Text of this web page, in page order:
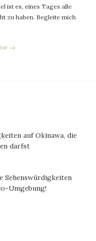
ist es, eines Tages alle
zu haben. Begleite mich
→
auf Okinawa, die
darfst
Sehenswürdigkeiten
Umgebung!